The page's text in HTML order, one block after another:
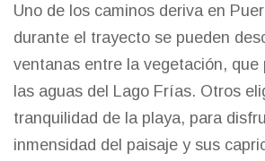
Uno de los caminos deriva en
durante el trayecto se pueden
ventanas entre la vegetación, que
las aguas del Lago Frías. Otros
tranquilidad de la playa, para
inmensidad del paisaje y sus